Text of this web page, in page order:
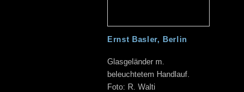
Ernst Basler, Berlin
Glasgeländer m.
beleuchtetem Handlauf.
Foto: R. Walti